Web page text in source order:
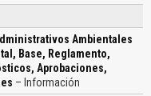
Ambientales
Base, Reglamento,
Aprobaciones,
– Información